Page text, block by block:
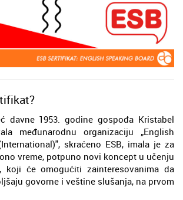
davne 1953. godine gospođa Kristabel
međunarodnu organizaciju „English
skraćeno ESB, imala je za
vreme, potpuno novi koncept u učenju
koji će omogućiti zainteresovanima da
govorne i veštine slušanja, na prvom